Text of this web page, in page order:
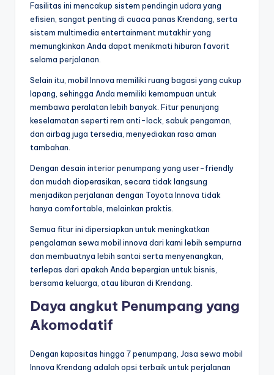
Fasilitas ini mencakup sistem pendingin udara yang
efisien, sangat penting di cuaca panas Krendang, serta
sistem multimedia entertainment mutakhir yang
memungkinkan Anda dapat menikmati hiburan favorit
selama perjalanan.
Selain itu, mobil Innova memiliki ruang bagasi yang cukup
lapang, sehingga Anda memiliki kemampuan untuk
membawa peralatan lebih banyak. Fitur penunjang
keselamatan seperti rem anti-lock, sabuk pengaman,
dan airbag juga tersedia, menyediakan rasa aman
tambahan.
Dengan desain interior penumpang yang user-friendly
dan mudah dioperasikan, secara tidak langsung
menjadikan perjalanan dengan Toyota Innova tidak
hanya comfortable, melainkan praktis.
Semua fitur ini dipersiapkan untuk meningkatkan
pengalaman sewa mobil innova dari kami lebih sempurna
dan membuatnya lebih santai serta menyenangkan,
terlepas dari apakah Anda bepergian untuk bisnis,
bersama keluarga, atau liburan di Krendang.
Daya angkut Penumpang yang
Akomodatif
Dengan kapasitas hingga 7 penumpang, Jasa sewa mobil
Innova Krendang adalah opsi terbaik untuk perjalanan